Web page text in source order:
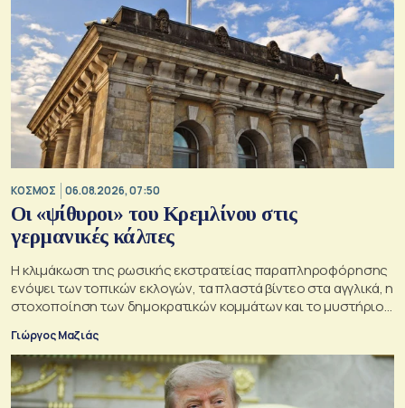
ΚΟΣΜΟΣ 06.08.2026, 07:50
Οι «ψίθυροι» του Κρεμλίνου στις
γερμανικές κάλπες
Η κλιμάκωση της ρωσικής εκστρατείας παραπληροφόρησης
ενόψει των τοπικών εκλογών, τα πλαστά βίντεο στα αγγλικά, η
στοχοποίηση των δημοκρατικών κομμάτων και το μυστήριο
Γιώργος Μαζιάς